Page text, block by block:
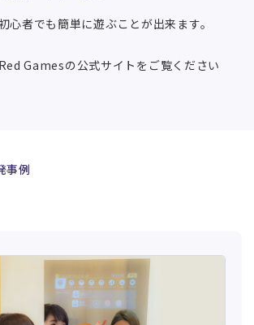
心者でも簡単に遊ぶことが出来ます。
Gamesの公式サイトをご覧ください
事例